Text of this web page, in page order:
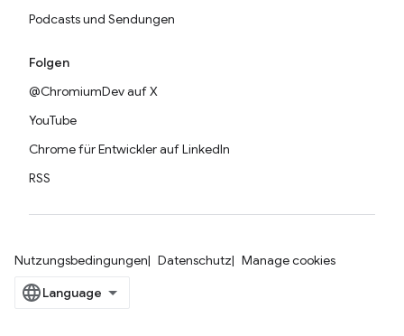
Podcasts und Sendungen
Folgen
@ChromiumDev auf X
YouTube
Chrome für Entwickler auf LinkedIn
RSS
Nutzungsbedingungen Datenschutz Manage cookies